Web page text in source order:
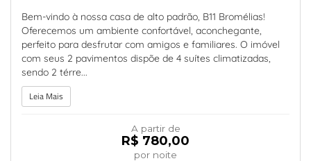
Bem-vindo à nossa casa de alto padrão, B11 Bromélias!
Oferecemos um ambiente confortável, aconchegante,
perfeito para desfrutar com amigos e familiares. O imóvel
com seus 2 pavimentos dispõe de 4 suítes climatizadas,
sendo 2 térre...
Leia Mais
A partir de
R$ 780,00
por noite